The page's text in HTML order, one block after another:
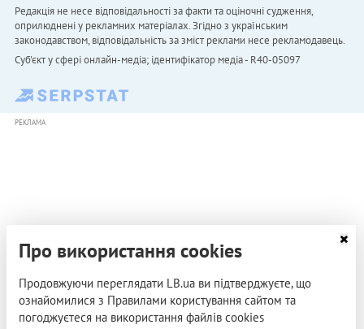
Редакція не несе відповідальності за факти та оціночні судження,
оприлюднені у рекламних матеріалах. Згідно з українським
законодавством, відповідальність за зміст реклами несе рекламодавець.
Cуб'єкт у сфері онлайн-медіа; ідентифікатор медіа - R40-05097
РЕКЛАМА
Про використання cookies
Продовжуючи переглядати LB.ua ви підтверджуєте, що
ознайомилися з Правилами користування сайтом та
погоджуєтеся на використання файлів cookies